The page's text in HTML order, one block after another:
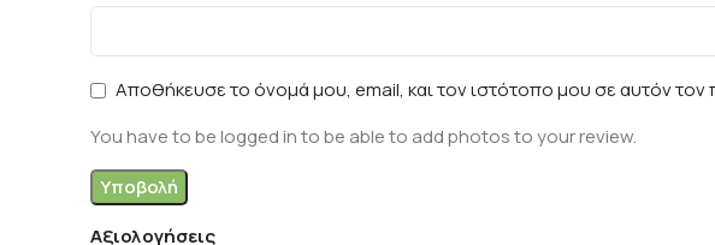
Αξιολογήσεις
Αποθήκευσε το όνομά μου, email, και τον ιστότοπο μου σε αυτόν
You have to be logged in to be able to add photos to your review.